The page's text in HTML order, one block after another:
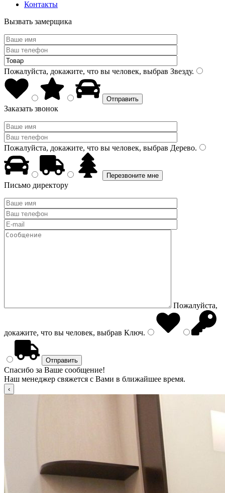
Контакты
Вызвать замерщика
Пожалуйста, докажите, что вы человек, выбрав Звезду.
Заказать звонок
Пожалуйста, докажите, что вы человек, выбрав Дерево.
Письмо директору
Пожалуйста,
докажите, что вы человек, выбрав Ключ.
Спасибо за Ваше сообщение!
Наш менеджер свяжется с Вами в ближайшее время.